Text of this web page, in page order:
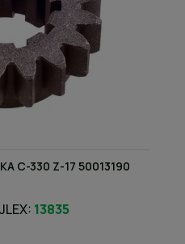
C-330 Z-17 50013190
13835